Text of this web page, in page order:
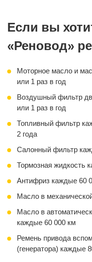
Если вы
«Реновод»
Моторное масло и
или 1 раз в год
Воздушный фильтр
или 1 раз в год
Топливный фильтр
2 года
Салонный фильтр
Тормозная жидкость
Антифриз каждые 60
Масло в
Масло в
каждые 60 000 км
Ремень привода
(генератора) каждые